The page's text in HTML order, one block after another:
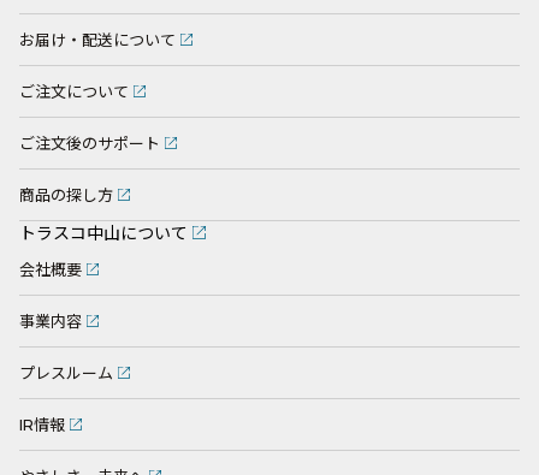
お届け・配送について
ご注文について
ご注文後のサポート
商品の探し方
トラスコ中山について
会社概要
事業内容
プレスルーム
IR情報